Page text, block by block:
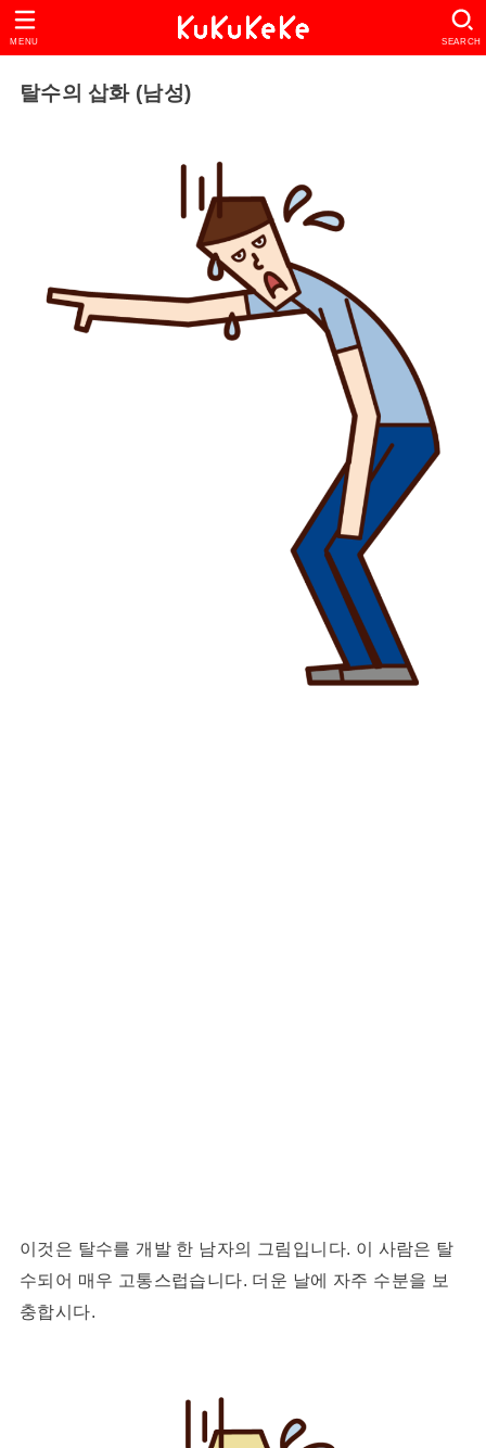
SEARCH
MENU
탈수의 삽화 (남성)
이것은 탈수를 개발 한 남자의 그림입니다. 이 사람은 탈
수되어 매우 고통스럽습니다. 더운 날에 자주 수분을 보
충합시다.